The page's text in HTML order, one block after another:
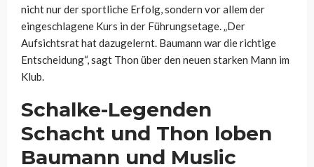
nicht nur der sportliche Erfolg, sondern vor allem der
eingeschlagene Kurs in der Führungsetage. „Der
Aufsichtsrat hat dazugelernt. Baumann war die richtige
Entscheidung“, sagt Thon über den neuen starken Mann im
Klub.
Schalke-Legenden
Schacht und Thon loben
Baumann und Muslic